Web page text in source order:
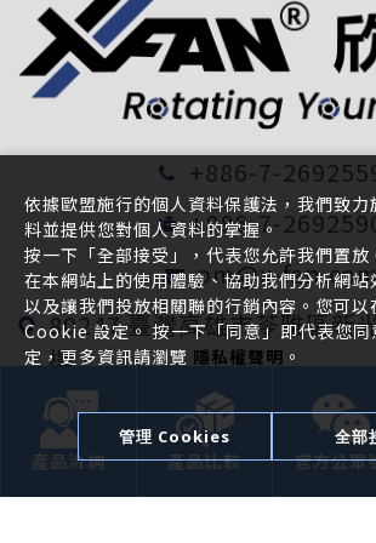
+886-7-
+886-7-
pm@x-
80247 臺灣高雄市苓雅區新
樓
電子報訂閱
產品洽詢 產品比較 官方公眾
依據歐盟施行的個人資料保護法，我們致
料並提供您對個人資料的掌握。
按一下「全部接受」，代表您允許我們置
在本網站上的使用體驗、協助我們分析網站
以及讓我們投放相關聯的行銷內容。您可以
Cookie 設定。 按一下「同意」即代表您
定，更多資訊請瀏覽 隱私權聲明 。
管理 Cookies 全部